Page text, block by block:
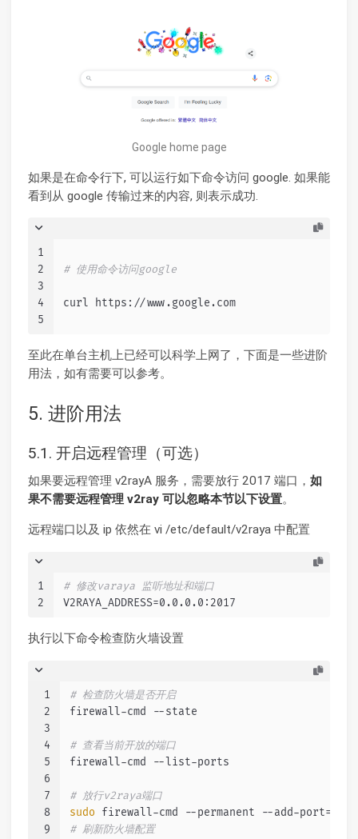
Google home page
如果是在命令行下, 可以运行如下命令访问 google. 如果能
看到从 google 传输过来的内容, 则表示成功.
1
2
3
4
5
# 使用命令访问google
curl https://www.google.com
至此在单台主机上已经可以科学上网了，下面是一些进阶
用法，如有需要可以参考。
5. 进阶用法
5.1. 开启远程管理（可选）
如果要远程管理 v2rayA 服务，需要放行 2017 端口， 如
果不需要远程管理 v2ray 可以忽略本节以下设置。
远程端口以及 ip 依然在 vi /etc/default/v2raya 中配置
1
2
# 修改varaya 监听地址和端口
V2RAYA_ADDRESS=0.0.0.0:2017
执行以下命令检查防火墙设置
1
2
3
4
5
6
7
8
9
# 检查防火墙是否开启
firewall-cmd --state
# 查看当前开放的端口
firewall-cmd --list-ports
# 放行v2raya端口
sudo firewall-cmd --permanent --add-
# 刷新防火墙配置